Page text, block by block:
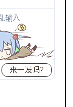
来一发吗?